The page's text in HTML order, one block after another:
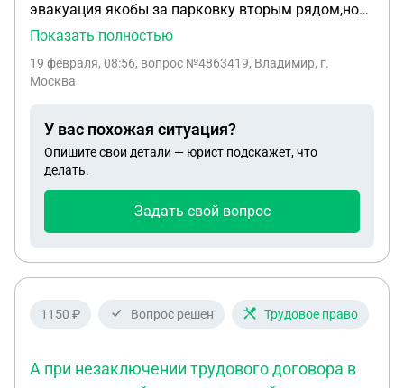
эвакуация якобы за парковку вторым рядом,но
края проезжей части не видно из-за сугроба и
того же сугроба!есть знак как надо ставить
фактически им я не мешал!если бы не было
сугроба поместился бы ближе к краю и ближе к
газели и только немного перекрыл бы черному
авто,но при желании он бы выехал!есть ли шанс
обжаловать??
Показать полностью
19 февраля, 08:56, вопрос №4863419, Владимир, г.
Москва
У вас похожая ситуация?
Опишите свои детали — юрист подскажет, что
делать.
Задать свой вопрос
1150 ₽ Вопрос решен Трудовое право
А при незаключении трудового договора в